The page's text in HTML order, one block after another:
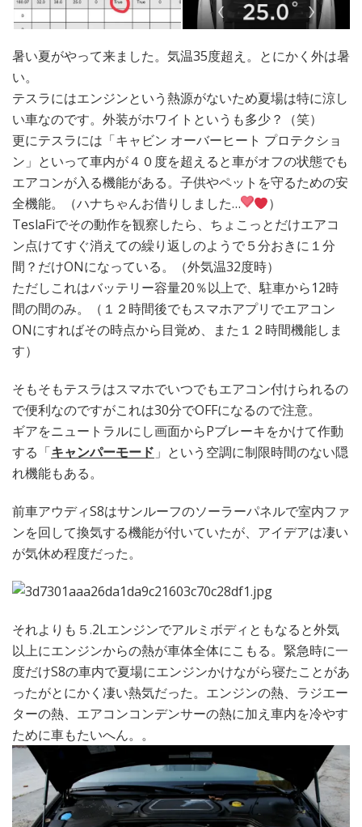
暑い夏がやって来ました。気温35度超え。とにかく外は暑
い。
テスラにはエンジンという熱源がないため夏場は特に涼し
い車なのです。外装がホワイトというも多少？（笑）
更にテスラには「キャビン オーバーヒート プロテクショ
ン」といって車内が４０度を超えると車がオフの状態でも
エアコンが入る機能がある。子供やペットを守るための安
全機能。（ハナちゃんお借りしました…
）
TeslaFiでその動作を観察したら、ちょこっとだけエアコ
ン点けてすぐ消えての繰り返しのようで５分おきに１分
間？だけONになっている。（外気温32度時）
ただしこれはバッテリー容量20％以上で、駐車から12時
間の間のみ。（１２時間後でもスマホアプリでエアコン
ONにすればその時点から目覚め、また１２時間機能しま
す）
そもそもテスラはスマホでいつでもエアコン付けられるの
で便利なのですがこれは30分でOFFになるので注意。
ギアをニュートラルにし画面からPブレーキをかけて作動
する「キャンパーモード 」という空調に制限時間のない隠
れ機能もある。
前車アウディS8はサンルーフのソーラーパネルで室内ファ
ンを回して換気する機能が付いていたが、アイデアは凄い
が気休め程度だった。
それよりも５.2Lエンジンでアルミボディともなると外気
以上にエンジンからの熱が車体全体にこもる。緊急時に一
度だけS8の車内で夏場にエンジンかけながら寝たことがあ
ったがとにかく凄い熱気だった。エンジンの熱、ラジエー
ターの熱、エアコンコンデンサーの熱に加え車内を冷やす
ために車もたいへん。。